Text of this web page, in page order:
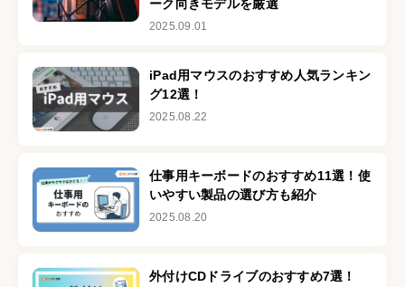
ーク向きモデルを厳選
2025.09.01
iPad用マウスのおすすめ人気ランキン
グ12選！
2025.08.22
仕事用キーボードのおすすめ11選！使
いやすい製品の選び方も紹介
2025.08.20
外付けCDドライブのおすすめ7選！